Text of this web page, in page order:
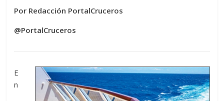
Por Redacción PortalCruceros
@PortalCruceros
E
n